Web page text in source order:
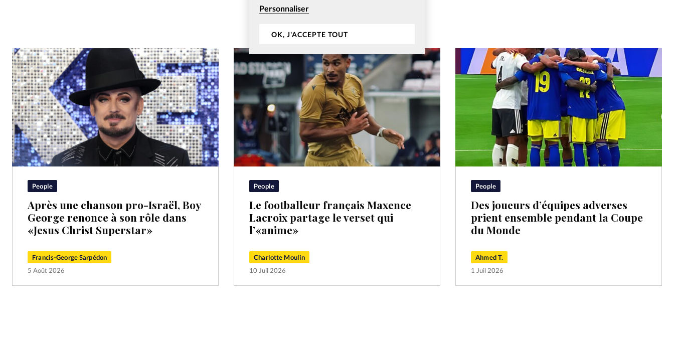
Personnaliser
OK, J'ACCEPTE TOUT
People
Après une chanson pro-Israël, Boy
George renonce à son rôle dans
«Jesus Christ Superstar»
Francis-George Sarpédon
5 Août 2026
People
Le footballeur français Maxence
Lacroix partage le verset qui
l’«anime»
Charlotte Moulin
10 Juil 2026
People
Des joueurs d’équipes adverses
prient ensemble pendant la Coupe
du Monde
Ahmed T.
1 Juil 2026